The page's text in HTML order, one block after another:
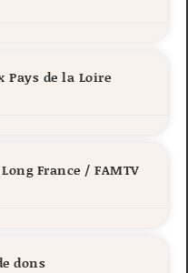
Pays de la Loire
France / FAMTV
dons